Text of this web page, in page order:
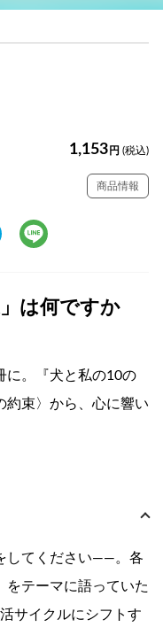
1,153 円 (税込)
商品情報
は何ですか
に。『犬と私の10の
約束〉から、心に響い
してください——。各
をテーマに語っていた
サイクルにシフトす